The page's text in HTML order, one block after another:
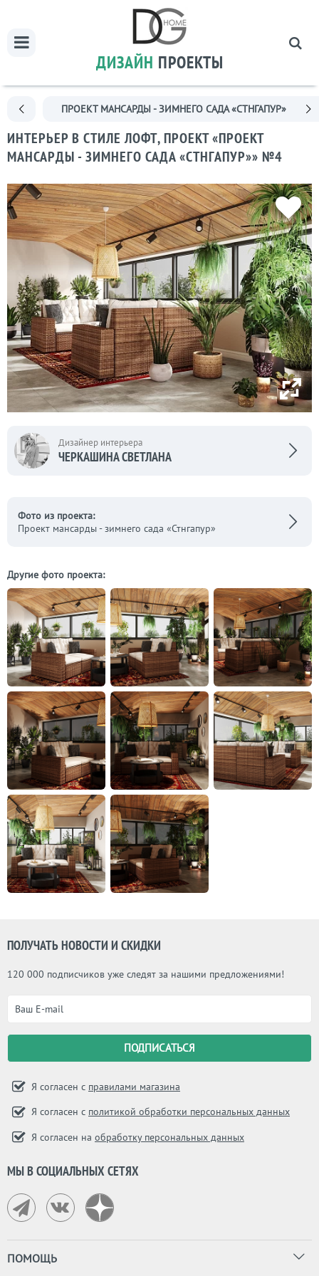
ДИЗАЙН ПРОЕКТЫ
ПРОЕКТ МАНСАРДЫ - ЗИМНЕГО САДА «СТНГАПУР»
ИНТЕРЬЕР В СТИЛЕ ЛОФТ, ПРОЕКТ «ПРОЕКТ
МАНСАРДЫ - ЗИМНЕГО САДА «СТНГАПУР»» №4
Дизайнер интерьера
ЧЕРКАШИНА СВЕТЛАНА
Фото из проекта:
Проект мансарды - зимнего сада «Стнгапур»
Другие фото проекта:
ПОЛУЧАТЬ НОВОСТИ И СКИДКИ
120 000 подписчиков уже следят за нашими предложениями!
Я согласен с правилами магазина
Я согласен с политикой обработки персональных данных
Я согласен на обработку персональных данных
МЫ В СОЦИАЛЬНЫХ СЕТЯХ
ПОМОЩЬ